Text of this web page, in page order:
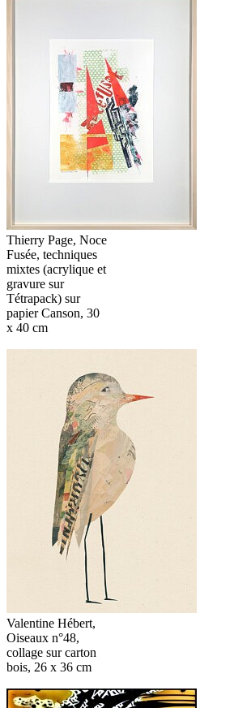
Thierry Page, Noce
Fusée, techniques
mixtes (acrylique et
gravure sur
Tétrapack) sur
papier Canson, 30
x 40 cm
Valentine Hébert,
Oiseaux n°48,
collage sur carton
bois, 26 x 36 cm